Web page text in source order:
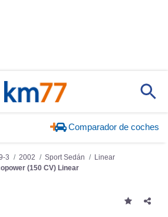
Comparador de coches
3 2002 Sport Sedán
Linear
(150 CV) Linear